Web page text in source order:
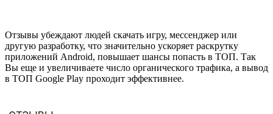
Отзывы убеждают людей скачать игру, мессенджер или
другую разработку, что значительно ускоряет раскрутку
приложений Android, повышает шансы попасть в ТОП. Так
Вы еще и увеличиваете число органического трафика, а вывод
в ТОП Google Play проходит эффективнее.